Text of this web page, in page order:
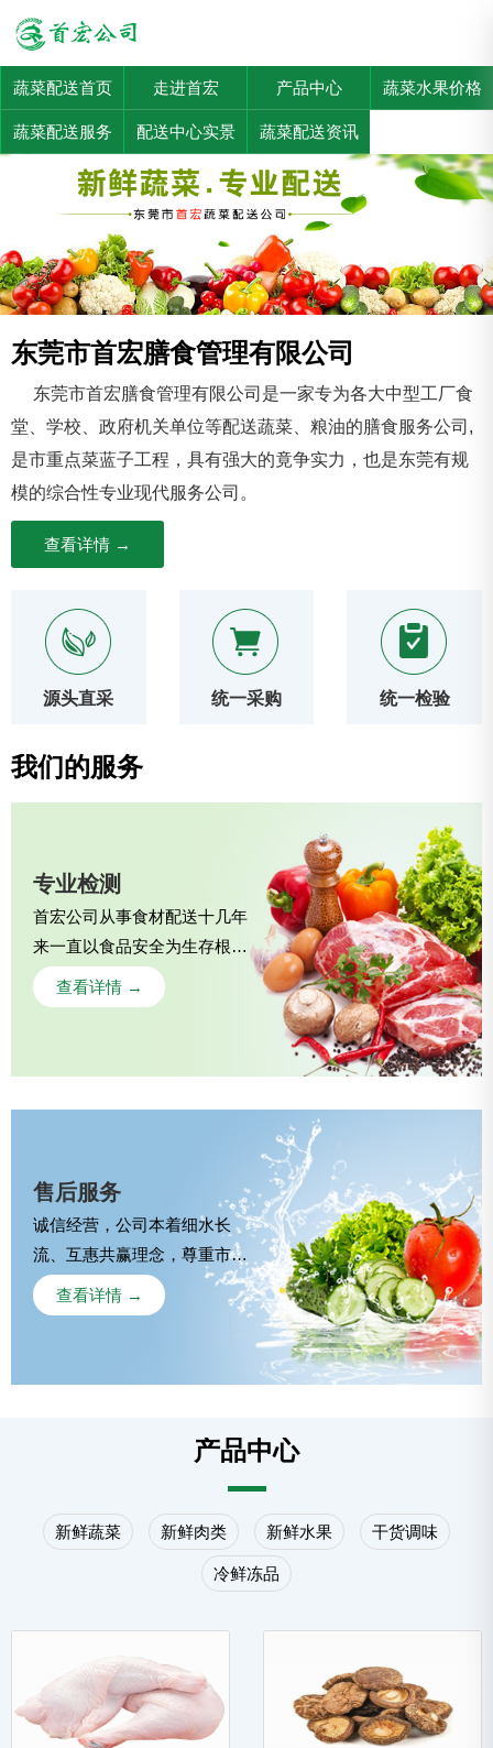
蔬菜配送首页 走进首宏 产品中心 蔬菜水果价格
蔬菜配送服务 配送中心实景 蔬菜配送资讯
东莞市首宏膳食管理有限公司
东莞市首宏膳食管理有限公司是一家专为各大中型工厂食
堂、学校、政府机关单位等配送蔬菜、粮油的膳食服务公司,
是市重点菜蓝子工程，具有强大的竟争实力，也是东莞有规
模的综合性专业现代服务公司。
查看详情 →
源头直采 统一采购 统一检验
我们的服务
专业检测
首宏公司从事食材配送十几年
来一直以食品安全为生存根本
对每批次食材进行严格检测。
蔬菜类自行检测，每日提供检
查看详情 →
售后服务
诚信经营，公司本着细水长
流、互惠共赢理念，尊重市场
行情，可7天，15天，30天报
一次价格，不赚黑心钱，暴利
可签定反贿赂条约，反对贪污
受贿行为，建立和谐供应环
境。
查看详情 →
产品中心
新鲜蔬菜 新鲜肉类 新鲜水果 干货调味
冷鲜冻品